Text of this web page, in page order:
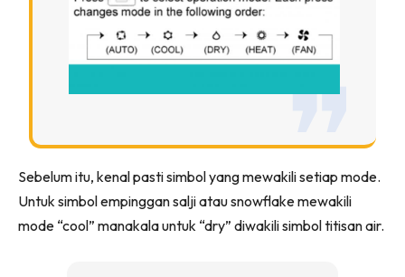
Lahar Dekor
Sembang Dekor
Sembang Laman
Sebelum itu, kenal pasti simbol yang mewakili setiap mode.
Untuk simbol empinggan salji atau snowflake mewakili
mode “cool” manakala untuk “dry” diwakili simbol titisan air.